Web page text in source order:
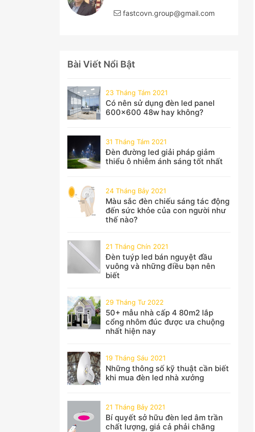
fastcovn.group@gmail.com
Bài Viết Nổi Bật
23 Tháng Tám 2021
Có nên sử dụng đèn led panel
600x600 48w hay không?
31 Tháng Tám 2021
Đèn đường led giải pháp giảm
thiểu ô nhiễm ánh sáng tốt nhất
24 Tháng Bảy 2021
Màu sắc đèn chiếu sáng tác động
đến sức khỏe của con người như
thế nào?
21 Tháng Chín 2021
Đèn tuýp led bán nguyệt đầu
vuông và những điều bạn nên
biết
29 Tháng Tư 2022
50+ mẫu nhà cấp 4 80m2 lắp
cổng nhôm đúc được ưa chuộng
nhất hiện nay
19 Tháng Sáu 2021
Những thông số kỹ thuật cần biết
khi mua đèn led nhà xưởng
21 Tháng Bảy 2021
Bí quyết sở hữu đèn led âm trần
chất lượng, giá cả phải chăng